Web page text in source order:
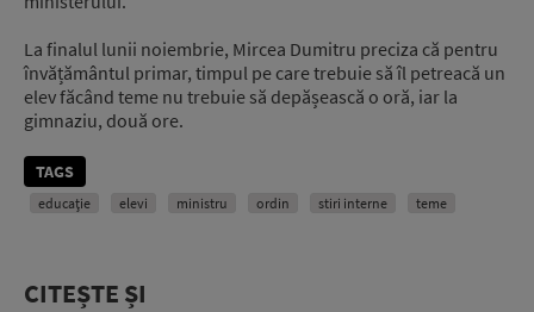
La finalul lunii noiembrie, Mircea Dumitru preciza că pentru
învățământul primar, timpul pe care trebuie să îl petreacă un
elev făcând teme nu trebuie să depășească o oră, iar la
gimnaziu, două ore.
TAGS
educație elevi ministru ordin stiri interne teme
CITEȘTE ȘI